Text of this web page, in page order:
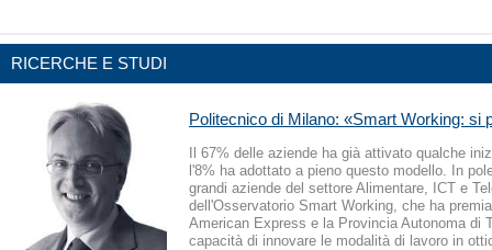
RICERCHE E STUDI
Politecnico di Milano: «Smart Working: si
Il 67% delle aziende ha già attivato qualche
l'8% ha adottato a pieno questo modello. In
grandi aziende del settore Alimentare, ICT e
dell'Osservatorio Smart Working, che ha
American Express e la Provincia Autonoma di
capacità di innovare le modalità di lavoro in